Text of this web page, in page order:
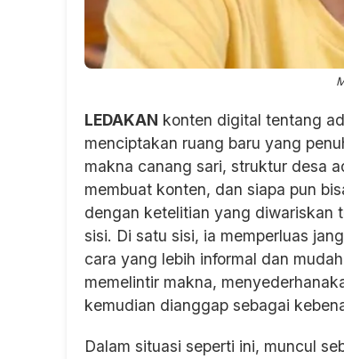
LEDAKAN konten digital tentang
menciptakan ruang baru yang
makna canang sari, struktur desa
membuat konten, dan siapa pun
dengan ketelitian yang diwariskan
sisi. Di satu sisi, ia memperluas
cara yang lebih informal dan
memelintir makna,
kemudian dianggap sebagai
Dalam situasi seperti ini, muncul